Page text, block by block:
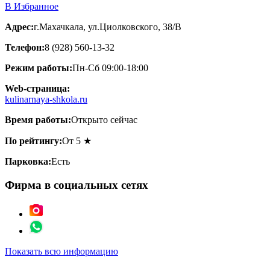
В Избранное
Адрес:г.Махачкала, ул.Циолковского, 38/В
Телефон:8 (928) 560-13-32
Режим работы:Пн-Сб 09:00-18:00
Web-страница:
kulinarnaya-shkola.ru
Время работы:Открыто сейчас
По рейтингу:От 5 ★
Парковка:Есть
Фирма в социальных сетях
Показать всю информацию